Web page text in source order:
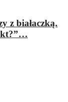
z białaczką.